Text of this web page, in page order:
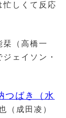
忙しくて反応
栞（高橋一
ェイソン・
つばき（水
（成田凌）